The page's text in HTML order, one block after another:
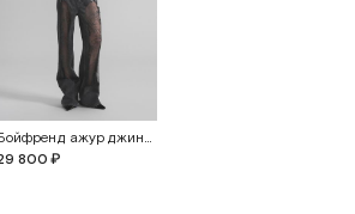
Бойфренд ажур джинсы
800 ₽